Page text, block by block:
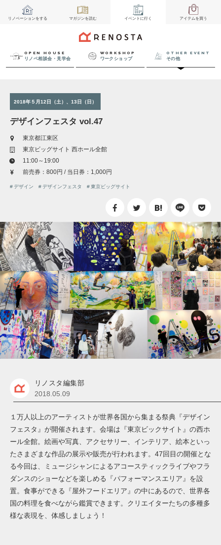
リノベーションをする マガジンを読む イベント に行く アイテムを買う
OPEN HOUSE
リノベ相談会・見学会
WORKSHOP
ワークショップ
OTHER EVENT
その他
2018年５月12日（土）、13日（日）
デザインフェスタ vol.47
東京都江東区
東京ビッグサイト 西ホール全館
11:00～19:00
前売券：800円 / 当日券：1,000円
デザイン デザインフェスタ 東京ビッグサイト
リノスタ編集部
2018.05.09
１万人以上のアーティストが世界各国から集まる祭典『デザイン
フェスタ』が開催されます。会場は『東京ビックサイト』の西ホ
ール全館。絵画や写真、アクセサリー、インテリア、絵本といっ
たさまざまな作品の展示や販売が行われます。47回目の開催とな
る今回は、ミュージシャンによるアコースティックライブやフラ
ダンスのショーなどを楽しめる『パフォーマンスエリア』を設
置。食事ができる『屋外フードエリア』の中にあるので、世界各
国の料理を食べながら鑑賞できます。クリエイターたちの多種多
様な表現を、体感しましょう！